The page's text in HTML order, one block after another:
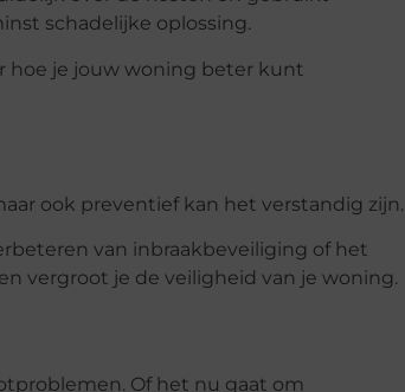
schadelijke oplossing.
hoe je jouw woning beter kunt
ook preventief kan het verstandig zijn.
van inbraakbeveiliging of het
vergroot je de veiligheid van je woning.
Of het nu gaat om